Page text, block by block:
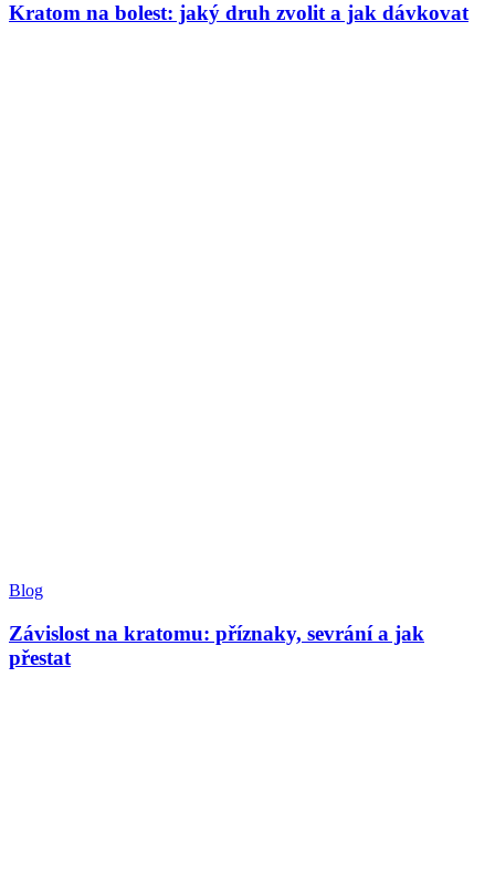
Kratom na bolest: jaký druh zvolit a jak dávkovat
Blog
Závislost na kratomu: příznaky, sevrání a jak
přestat